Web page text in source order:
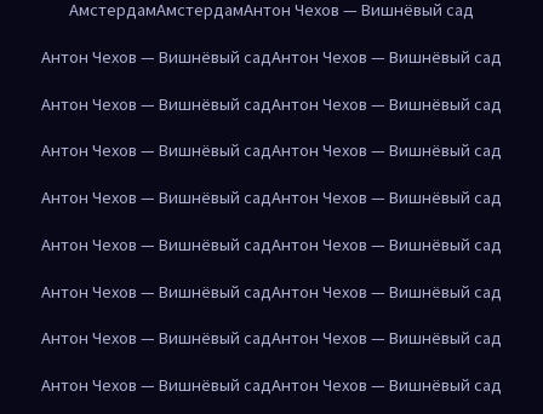
АмстердамАмстердамАнтон Чехов — Вишнёвый сад
Антон Чехов — Вишнёвый садАнтон Чехов — Вишнёвый сад
Антон Чехов — Вишнёвый садАнтон Чехов — Вишнёвый сад
Антон Чехов — Вишнёвый садАнтон Чехов — Вишнёвый сад
Антон Чехов — Вишнёвый садАнтон Чехов — Вишнёвый сад
Антон Чехов — Вишнёвый садАнтон Чехов — Вишнёвый сад
Антон Чехов — Вишнёвый садАнтон Чехов — Вишнёвый сад
Антон Чехов — Вишнёвый садАнтон Чехов — Вишнёвый сад
Антон Чехов — Вишнёвый садАнтон Чехов — Вишнёвый сад